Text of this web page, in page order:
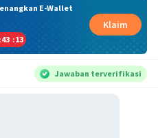
E-Wallet
:43 :12
Klaim
Jawaban terverifikasi